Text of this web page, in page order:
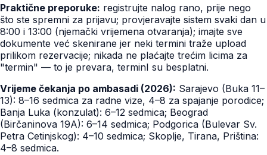
Praktične preporuke: registrujte nalog rano, prije nego
što ste spremni za prijavu; provjeravajte sistem svaki dan u
8:00 i 13:00 (njemački vrijemena otvaranja); imajte sve
dokumente već skenirane jer neki termini traže upload
prilikom rezervacije; nikada ne plaćajte trećim licima za
"termin" — to je prevara, terminI su besplatni.
Vrijeme čekanja po ambasadi (2026): Sarajevo (Buka 11–
13): 8–16 sedmica za radne vize, 4–8 za spajanje porodice;
Banja Luka (konzulat): 6–12 sedmica; Beograd
(Birčaninova 19A): 6–14 sedmica; Podgorica (Bulevar Sv.
Petra Cetinjskog): 4–10 sedmica; Skoplje, Tirana, Priština:
4–8 sedmica.